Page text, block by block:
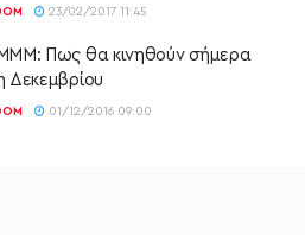
23/02/2017 11:45
Πως θα κινηθούν σήμερα
Δεκεμβρίου
01/12/2016 09:00